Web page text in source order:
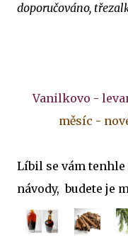
doporučováno,
Vanilkovo -
měsíc -
Líbil se vám
návody, budete je